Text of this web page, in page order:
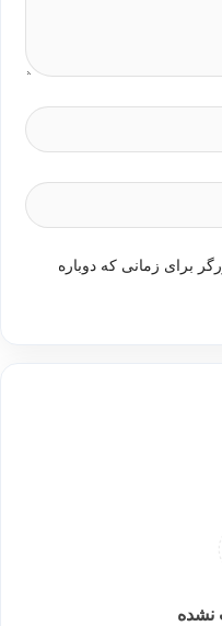
برای زمانی که دوباره
نشده